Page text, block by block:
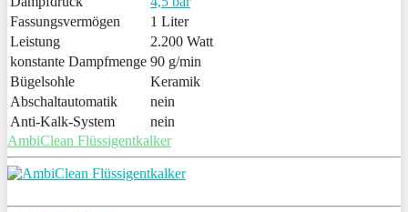
Fassungsvermögen
1 Liter
Leistung
2.200 Watt
konstante Dampfmenge 90 g/min
Bügelsohle
Keramik
Abschaltautomatik
nein
Anti-Kalk-System
nein
AmbiClean Flüssigentkalker